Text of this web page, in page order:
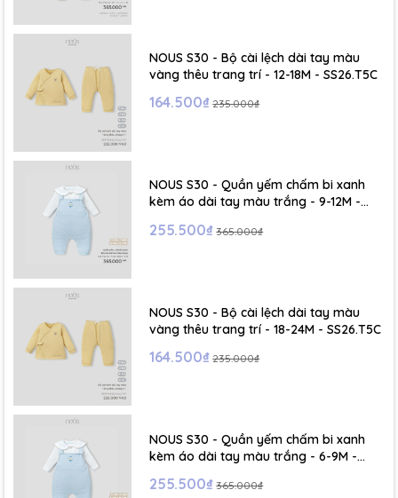
- Size S: 0-6 tháng
- Size M : 6-12 tháng
- Size L : 12-24 tháng
- Size XL :2- 6 tuổi
NOUS S30 - Bộ cài lệch dài tay màu
vàng thêu trang trí - 12-18M - SS26.T5C
164.500₫ 235.000₫
NOUS S30 - Quần yếm chấm bi xanh
kèm áo dài tay màu trắng - 9-12M -
255.500₫ 365.000₫
NOUS S30 - Bộ cài lệch dài tay màu
vàng thêu trang trí - 18-24M - SS26.T5C
164.500₫ 235.000₫
NOUS S30 - Quần yếm chấm bi xanh
kèm áo dài tay màu trắng - 6-9M -
255.500₫ 365.000₫